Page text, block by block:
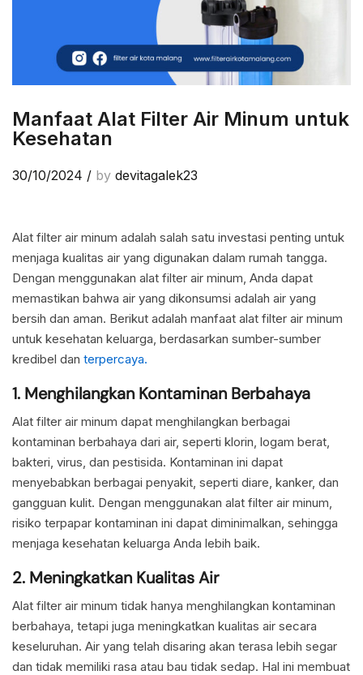
Manfaat Alat Filter Air Minum untuk
Kesehatan
30/10/2024 / by devitagalek23
Alat filter air minum adalah salah satu investasi penting untuk
menjaga kualitas air yang digunakan dalam rumah tangga.
Dengan menggunakan alat filter air minum, Anda dapat
memastikan bahwa air yang dikonsumsi adalah air yang
bersih dan aman. Berikut adalah manfaat alat filter air minum
untuk kesehatan keluarga, berdasarkan sumber-sumber
kredibel dan terpercaya.
1. Menghilangkan Kontaminan Berbahaya
Alat filter air minum dapat menghilangkan berbagai
kontaminan berbahaya dari air, seperti klorin, logam berat,
bakteri, virus, dan pestisida. Kontaminan ini dapat
menyebabkan berbagai penyakit, seperti diare, kanker, dan
gangguan kulit. Dengan menggunakan alat filter air minum,
risiko terpapar kontaminan ini dapat diminimalkan, sehingga
menjaga kesehatan keluarga Anda lebih baik.
2. Meningkatkan Kualitas Air
Alat filter air minum tidak hanya menghilangkan kontaminan
berbahaya, tetapi juga meningkatkan kualitas air secara
keseluruhan. Air yang telah disaring akan terasa lebih segar
dan tidak memiliki rasa atau bau tidak sedap. Hal ini membuat